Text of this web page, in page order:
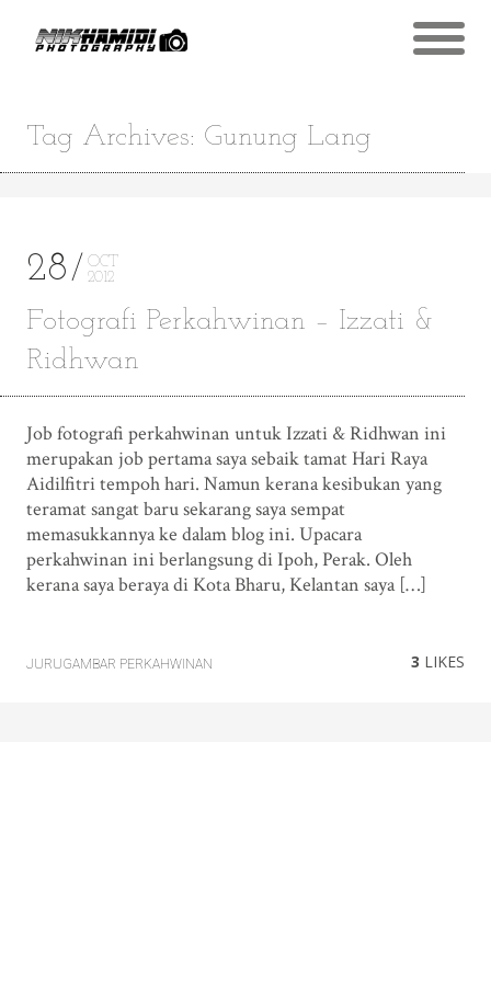
Tag Archives: Gunung Lang
28
OCT
2012
Fotografi Perkahwinan – Izzati &
Ridhwan
Job fotografi perkahwinan untuk Izzati & Ridhwan ini
merupakan job pertama saya sebaik tamat Hari Raya
Aidilfitri tempoh hari. Namun kerana kesibukan yang
teramat sangat baru sekarang saya sempat
memasukkannya ke dalam blog ini. Upacara
perkahwinan ini berlangsung di Ipoh, Perak. Oleh
kerana saya beraya di Kota Bharu, Kelantan saya […]
JURUGAMBAR PERKAHWINAN 3 LIKES